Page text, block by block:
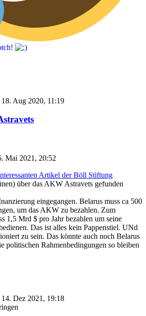
Aug 2020, 11:19
Mai 2021, 20:52
Artikel der Böll Stiftung
über das AKW Astravets gefunden
eingegangen. Belarus muss ca 500
um das AKW zu bezahlen. Zum
1,5 Mrd $ pro Jahr bezahlen um seine
Das ist alles kein Pappenstiel. UNd
zu sein. Das könnte auch noch Belarus
politischen Rahmenbedingungen so bleiben
Dez 2021, 19:18